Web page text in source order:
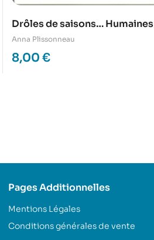
Drôles de saisons… Humaines
Anna Plissonneau
8,00 €
Pages Additionnelles
Mentions Légales
Conditions générales de vente